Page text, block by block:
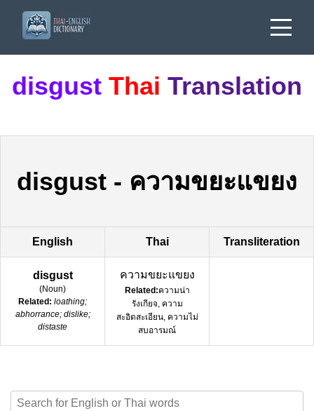
disgust Thai Translation
disgust - ความขยะแขยง
English Thai Transliteration
disgust
(Noun)
Related: loathing;
abhorrance; dislike;
distaste
ความขยะแขยง
Related:ความน่า
รังเกียจ, ความ
สะอิดสะเอียน, ความไม่
สบอารมณ์